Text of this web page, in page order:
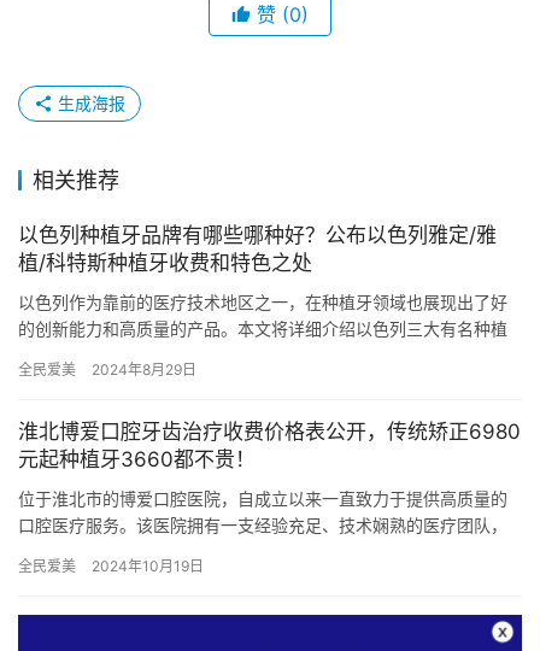
赞 (0)
生成海报
相关推荐
以色列种植牙品牌有哪些哪种好？公布以色列雅定/雅
植/科特斯种植牙收费和特色之处
以色列作为靠前的医疗技术地区之一，在种植牙领域也展现出了好
的创新能力和高质量的产品。本文将详细介绍以色列三大有名种植
全民爱美 2024年8月29日
淮北博爱口腔牙齿治疗收费价格表公开，传统矫正6980
元起种植牙3660都不贵！
位于淮北市的博爱口腔医院，自成立以来一直致力于提供高质量的
口腔医疗服务。该医院拥有一支经验充足、技术娴熟的医疗团队，
腔治疗…
全民爱美 2024年10月19日